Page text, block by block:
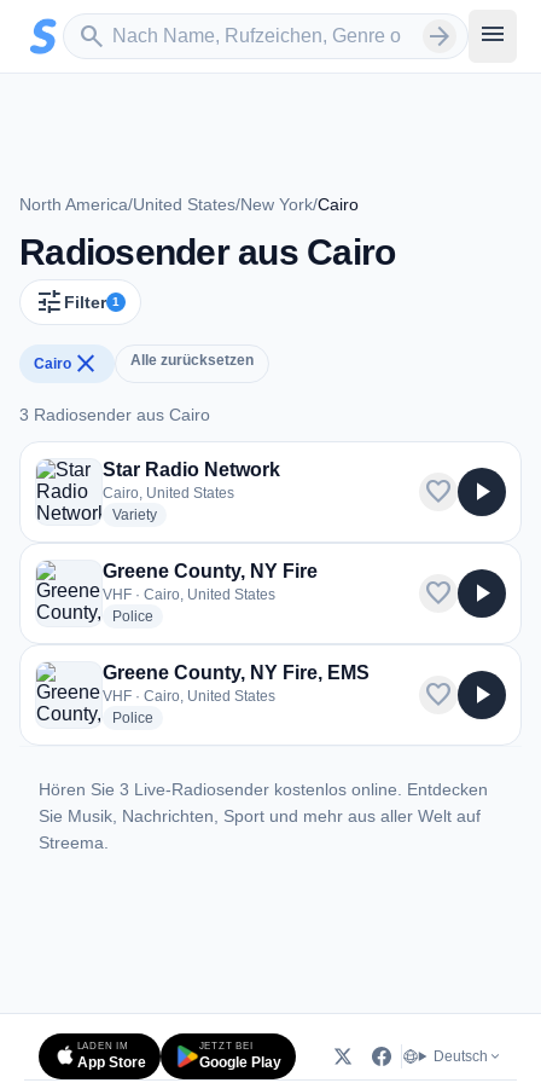
Zum Hauptinhalt springen
search
Sender suchen arrow_forward menu
North America/United States/New York/Cairo
Radiosender aus Cairo
tune Filter 1
Cairo close Alle zurücksetzen
3 Radiosender aus Cairo
3 Radiosender aus Cairo
Star Radio Network
Cairo, United States
Varietyradio stations
favorite play_arrow
Greene County, NY Fire
VHF · Cairo, United States
Police
favorite play_arrow
Greene County, NY Fire, EMS
VHF · Cairo, United States
Police
favorite play_arrow
Hören Sie 3 Live-Radiosender kostenlos online. Entdecken
Sie Musik, Nachrichten, Sport und mehr aus aller Welt auf
Streema.
LADEN IM
App Store
JETZT BEI
Google Play Deutsch